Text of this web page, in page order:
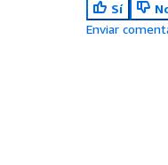
Sí
Enviar